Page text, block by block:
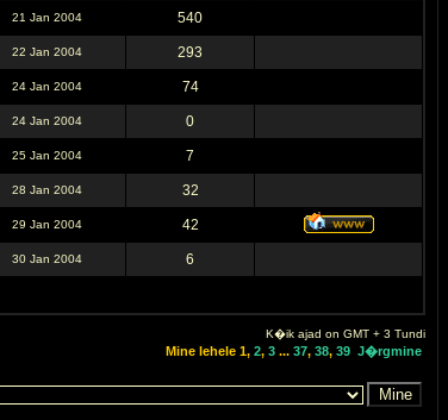
21 Jan 2004 540
22 Jan 2004 293
24 Jan 2004 74
24 Jan 2004 0
25 Jan 2004 7
28 Jan 2004 32
29 Jan 2004 42
30 Jan 2004 6
K�ik ajad on GMT + 3 Tundi
Mine lehele 1, 2, 3 ... 37, 38, 39 J�rgmine